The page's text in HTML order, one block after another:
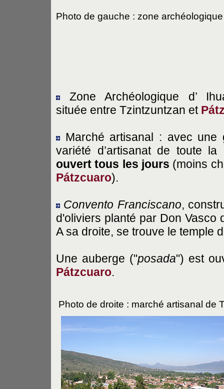
Photo de gauche : zone
Zone Archéologique d’
située entre Tzintzuntzan et
Marché artisanal : avec une
variété d’artisanat de toute la
ouvert tous les jours (moins
Pátzcuaro).
Convento Franciscano,
d'oliviers planté par Don Vasco
A sa droite, se trouve le temple
Une auberge ("posada") est
Pátzcuaro.
Photo de droite : marché artisanal de